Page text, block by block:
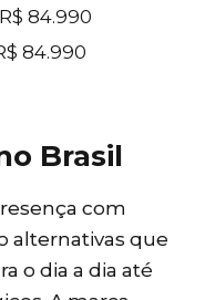
R$ 84.990
84.990
Brasil
com
alternativas que
o dia a dia até